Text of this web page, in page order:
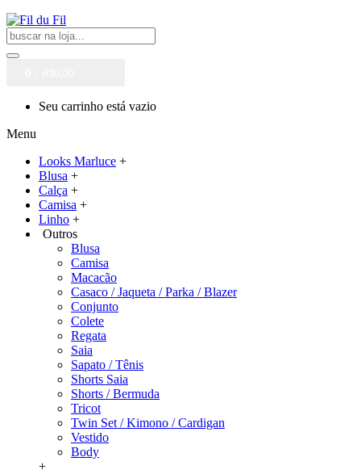
Seu carrinho está vazio
Menu
Looks Marluce +
Blusa +
Calça +
Camisa +
Linho +
Outros
Blusa
Camisa
Macacão
Casaco / Jaqueta / Parka / Blazer
Conjunto
Colete
Regata
Saia
Sapato / Tênis
Shorts Saia
Shorts / Bermuda
Tricot
Twin Set / Kimono / Cardigan
Vestido
Body
+